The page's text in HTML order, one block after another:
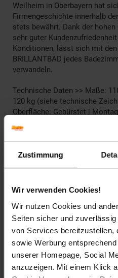
Zustimmung
Wir verwenden Cookies!
Wir nutzen Cookies und
Seiten sicher und
von Services bereitzustellen,
sowie Werbung
unserer Homepage, Social
anzuzeigen. Mit einem Klick
Weilheim in Oberbayern hat
Firmengeschichte innerhalb
stets bewährt. Dank der
sehr guter
Konditionen, lässt sich mit
BRILLANTBAD jedes
verwandeln.
Technische Daten >> Maße:
120 kg (siehe technische
Oberfläche: Gebürstet |
zum Kleben (Klebeset nicht
bestellen oder im Baumarkt
Komponentenkleber
Kleben" bitte optional bestellen
auch den Montage Hinweis!
Artikelnummer: 2737252000
EAN: 4250657525616
Artikel gehört zur Kategorie: